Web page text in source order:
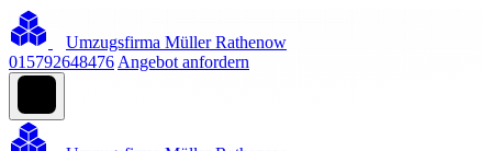
Umzugsfirma Müller Rathenow
015792648476 Angebot anfordern